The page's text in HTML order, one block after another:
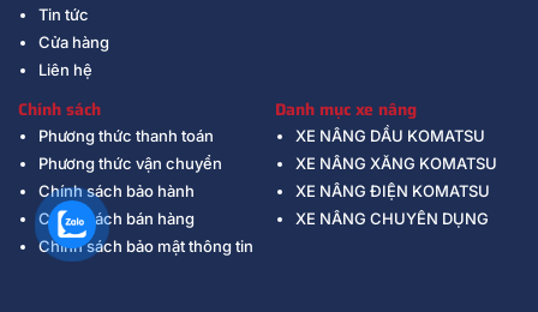
Tin tức
Cửa hàng
Liên hệ
Chính sách
Phương thức thanh toán
Phương thức vận chuyển
Chính sách bảo hành
Chính sách bán hàng
Chính sách bảo mật thông tin
Danh mục xe nâng
XE NÂNG DẦU KOMATSU
XE NÂNG XĂNG KOMATSU
XE NÂNG ĐIỆN KOMATSU
XE NÂNG CHUYÊN DỤNG